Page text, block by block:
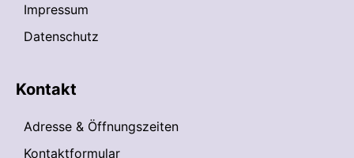
Impressum
Datenschutz
Kontakt
Adresse & Öffnungszeiten
Kontaktformular